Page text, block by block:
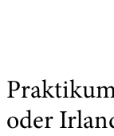
oder